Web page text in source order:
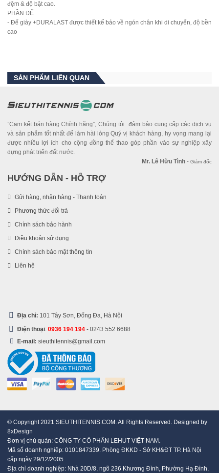
đệm & độ bật cao.
PHẦN ĐẾ
- Đế giày +DURALAST được thiết kế bảo về ngón chân khi di chuyển, độ bền
cao
SẢN PHẨM LIÊN QUAN
”Cam kết bán hàng Chính hãng”, Chúng tôi đảm bảo cung cấp các dịch vụ
và sản phẩm tốt nhất để làm hài lòng Quý vị khách hàng, hy vọng mang lại
được nhiều lợi ích cho cộng đồng thể thao góp phần vào sự nghiệp xây
dựng phát triển đất nước.
Mr. Lê Hữu Tình - Giám đốc
HƯỚNG DẪN - HỖ TRỢ
Gửi hàng, nhận hàng - Thanh toán
Phương thức đổi trả
Chính sách bảo hành
Điều khoản sử dụng
Chính sách bảo mật thông tin
Liên hệ
Địa chỉ: 101 Tây Sơn, Đống Đa, Hà Nội
Điện thoại: 0936 194 194 - 0243 552 6688
E-mail: sieuthitennis@gmail.com
© Copyright 2021 SIEUTHITENNIS.COM. All Rights Reserved. Designed by
8xDesign
Đơn vị chủ quản: CÔNG TY CỔ PHẦN LEHUT VIỆT NAM.
Mã số doanh nghiệp: 0101847339. Phòng ĐKKD - Sở KH&ĐT TP. Hà Nội
cấp ngày 29/12/2005
Địa chỉ doanh nghiệp: Nhà 20D/8, ngõ 236 Khương Đình, Phường Hạ Đình,